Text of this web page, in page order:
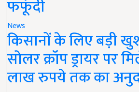
फफूंदी
News
किसानों के लिए बड़ी
सोलर क्रॉप ड्रायर पर
लाख रुपये तक का